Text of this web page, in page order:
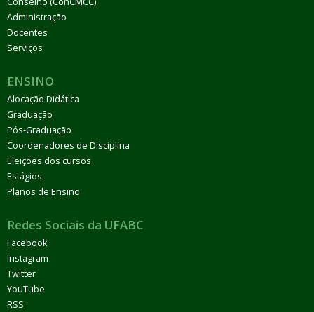
Administração
Docentes
Serviços
ENSINO
Alocação Didática
Graduação
Pós-Graduação
Coordenadores de Disciplina
Eleições dos cursos
Estágios
Planos de Ensino
Redes Sociais da UFABC
Facebook
Instagram
Twitter
YouTube
RSS